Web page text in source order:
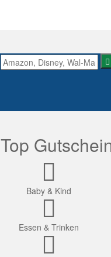
Top
Baby & Kind
Essen & Trinken